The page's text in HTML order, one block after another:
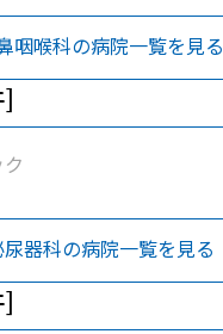
咽喉科の病院一覧を見る
尿器科の病院一覧を見る